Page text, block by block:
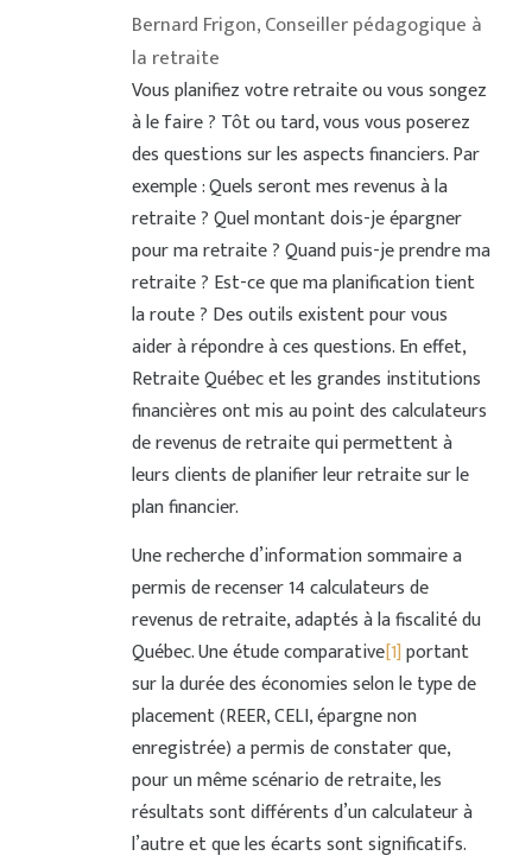
SERVICES DE L'OR
VOIR LE DERNIER BULLETIN
Bernard Frigon, Conseiller pédagogique à
la retraite
Vous planifiez votre retraite ou vous songez
à le faire ? Tôt ou tard, vous vous poserez
des questions sur les aspects financiers. Par
exemple : Quels seront mes revenus à la
retraite ? Quel montant dois-je épargner
pour ma retraite ? Quand puis-je prendre ma
retraite ? Est-ce que ma planification tient
la route ? Des outils existent pour vous
aider à répondre à ces questions. En effet,
Retraite Québec et les grandes institutions
financières ont mis au point des calculateurs
de revenus de retraite qui permettent à
leurs clients de planifier leur retraite sur le
plan financier.
Une recherche d’information sommaire a
permis de recenser 14 calculateurs de
revenus de retraite, adaptés à la fiscalité du
Québec. Une étude comparative[1]portant
sur la durée des économies selon le type de
placement (REER, CELI, épargne non
enregistrée) a permis de constater que,
pour un même scénario de retraite, les
résultats sont différents d’un calculateur à
l’autre et que les écarts sont significatifs.